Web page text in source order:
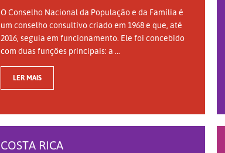
O Conselho Nacional da População e da Família é
um conselho consultivo criado em 1968 e que, até
2016, seguia em funcionamento. Ele foi concebido
com duas funções principais: a ...
LER MAIS
COSTA RICA